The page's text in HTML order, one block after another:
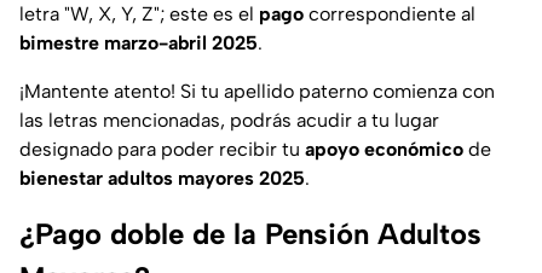
letra "W, X, Y, Z"; este es el pago correspondiente al
bimestre marzo-abril 2025.
¡Mantente atento! Si tu apellido paterno comienza con
las letras mencionadas, podrás acudir a tu lugar
designado para poder recibir tu apoyo económico de
bienestar adultos mayores 2025.
¿Pago doble de la Pensión Adultos